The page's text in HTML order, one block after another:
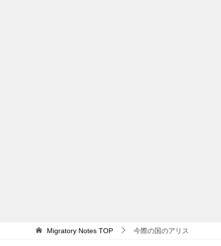
Migratory Notes TOP 今際の国のアリス